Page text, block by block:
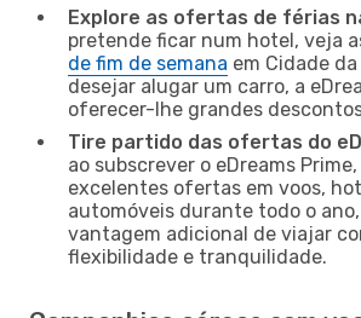
Explore as ofertas de férias
pretende ficar num hotel, veja
de fim de semana em Cidade
desejar alugar um carro, a
oferecer-lhe grandes
Tire partido das ofertas do
ao subscrever o eDreams
excelentes ofertas em voos,
automóveis durante todo o
vantagem adicional de viajar
flexibilidade e tranquilidade.